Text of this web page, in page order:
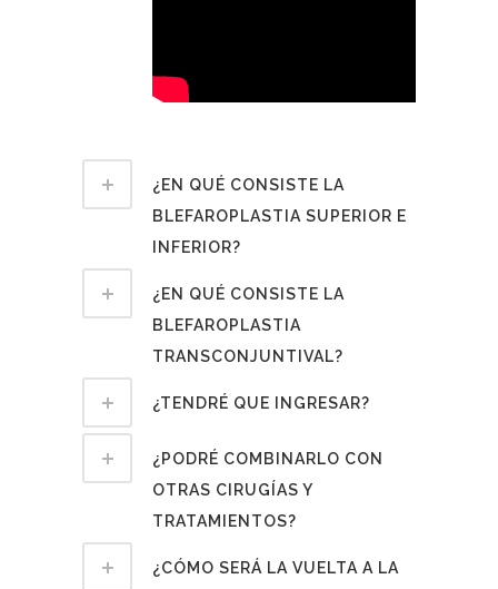
¿EN QUÉ CONSISTE LA
BLEFAROPLASTIA SUPERIOR E
INFERIOR?
¿EN QUÉ CONSISTE LA
BLEFAROPLASTIA
TRANSCONJUNTIVAL?
¿TENDRÉ QUE INGRESAR?
¿PODRÉ COMBINARLO CON
OTRAS CIRUGÍAS Y
TRATAMIENTOS?
¿CÓMO SERÁ LA VUELTA A LA